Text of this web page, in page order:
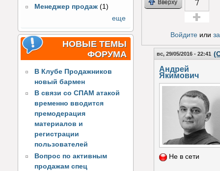
Менеджер продаж (1)
еще
НОВЫЕ ТЕМЫ
ФОРУМА
В Клубе Продажников
новый бармен
В связи со СПАМ атакой
временно вводится
премодерация
материалов и
регистрации
пользователей
Вопрос по активным
продажам спец
Вверху
Войдитеили
вс, 29/05/2016 - 22:41
Андрей
Якимович
Не в сети